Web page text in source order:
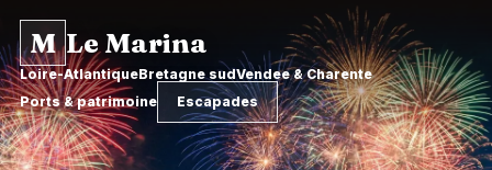
M Le Marina
Loire-AtlantiqueBretagne sudVendee & Charente
Ports & patrimoine
Escapades